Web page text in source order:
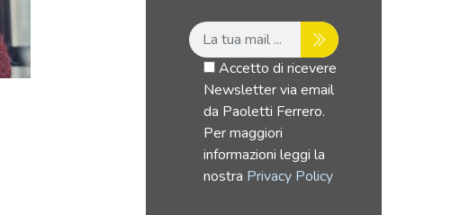
Accetto di ricevere
Newsletter via email
da Paoletti Ferrero.
Per maggiori
informazioni leggi la
nostra Privacy Policy